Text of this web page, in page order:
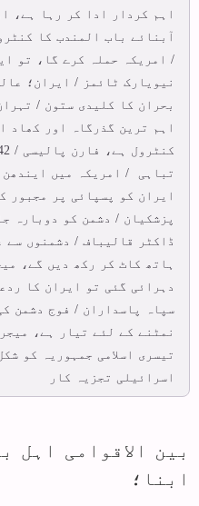
اہم کردار ادا کر رہا ہے،
آبنائے باب المندب کا
/ امریکہ حملہ کرے گا، تو
نیویارک ٹائمز / ایران؛
بحران کا کلیدی ستون /
اہم ترین گذرگاہ اور کھاد
تباہی / امریکہ میں
ایران کو پسپائی پر مجبور
پزشکیان / دشمن کو دوبارہ
ڈاکٹر قالیباف / دشمنوں
ہاتھ کاٹ کر رکھ دیں گے،
دہرائی گئی تو ایران کا
سپاہ پاسداران / فوج دشمن
نمٹنے کے لئے تیار ہے،
تیسری اسلامی جمہوریہ کو
اسرائیلی تجزیہ کار
بین الاقوامی اہل
ابنا؛